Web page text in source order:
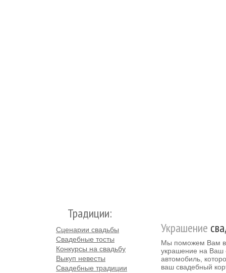
Традиции:
Сценарии свадьбы
Свадебные тосты
Конкурсы на свадьбу
Выкуп невесты
Свадебные традиции
Украшение
Мы поможем Вам
украшение на Ваш
автомобиль,
ваш свадебный